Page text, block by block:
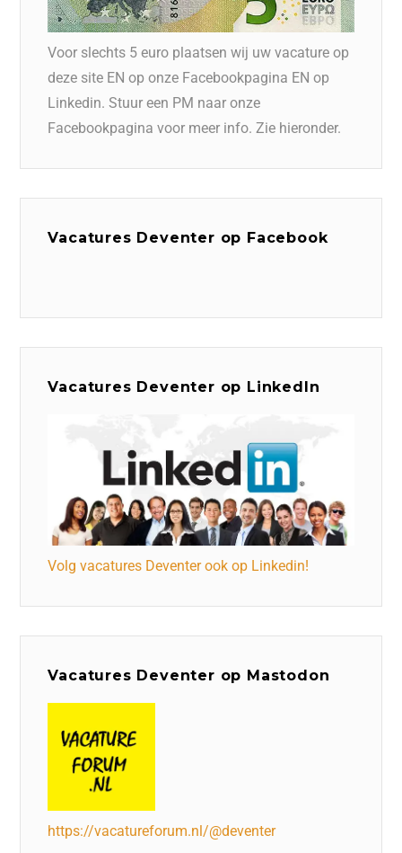
Voor slechts 5 euro plaatsen wij uw vacature op
deze site EN op onze Facebookpagina EN op
Linkedin. Stuur een PM naar onze
Facebookpagina voor meer info. Zie hieronder.
Vacatures Deventer op Facebook
Vacatures Deventer op LinkedIn
Volg vacatures Deventer ook op Linkedin!
Vacatures Deventer op Mastodon
https://vacatureforum.nl/@deventer